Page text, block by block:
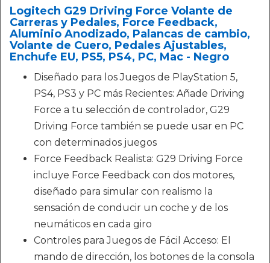
Logitech G29 Driving Force Volante de
Carreras y Pedales, Force Feedback,
Aluminio Anodizado, Palancas de cambio,
Volante de Cuero, Pedales Ajustables,
Enchufe EU, PS5, PS4, PC, Mac - Negro
Diseñado para los Juegos de PlayStation 5,
PS4, PS3 y PC más Recientes: Añade Driving
Force a tu selección de controlador, G29
Driving Force también se puede usar en PC
con determinados juegos
Force Feedback Realista: G29 Driving Force
incluye Force Feedback con dos motores,
diseñado para simular con realismo la
sensación de conducir un coche y de los
neumáticos en cada giro
Controles para Juegos de Fácil Acceso: El
mando de dirección, los botones de la consola